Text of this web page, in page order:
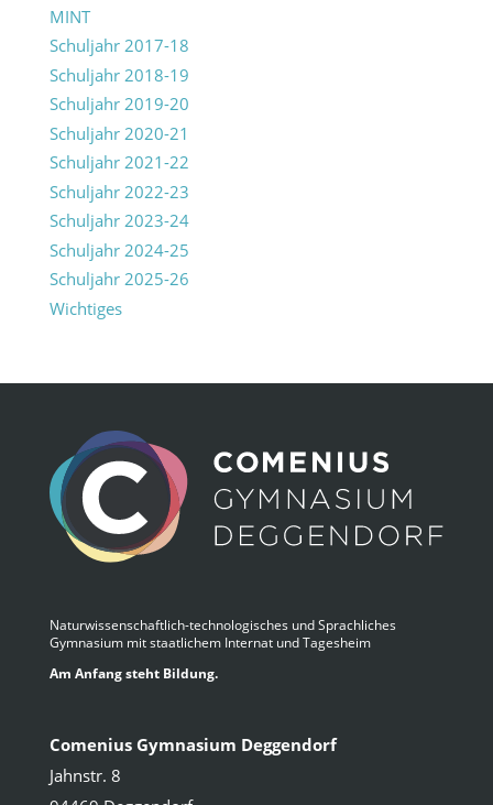
MINT
Schuljahr 2017-18
Schuljahr 2018-19
Schuljahr 2019-20
Schuljahr 2020-21
Schuljahr 2021-22
Schuljahr 2022-23
Schuljahr 2023-24
Schuljahr 2024-25
Schuljahr 2025-26
Wichtiges
Naturwissenschaftlich-technologisches und Sprachliches
Gymnasium mit staatlichem Internat und Tagesheim
Am Anfang steht Bildung.
Comenius Gymnasium Deggendorf
Jahnstr. 8